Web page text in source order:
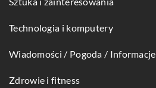
Technologia i komputery
Wiadomości / Pogoda / Informacje
Zdrowie i fitness